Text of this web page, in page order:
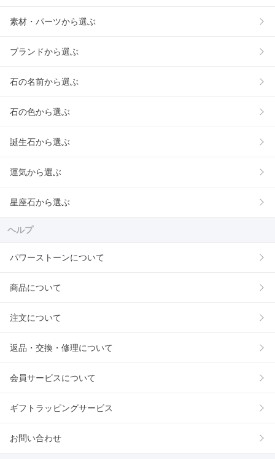
素材・パーツから選ぶ
ブランドから選ぶ
石の名前から選ぶ
石の色から選ぶ
誕生石から選ぶ
運気から選ぶ
星座石から選ぶ
ヘルプ
パワーストーンについて
商品について
注文について
返品・交換・修理について
会員サービスについて
ギフトラッピングサービス
お問い合わせ